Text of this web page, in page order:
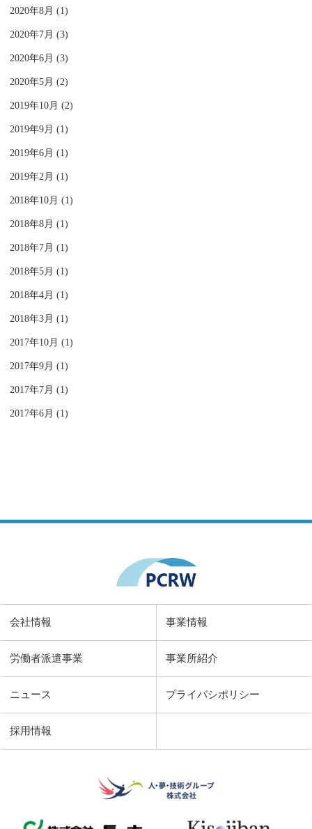
2020年8月 (1)
2020年7月 (3)
2020年6月 (3)
2020年5月 (2)
2019年10月 (2)
2019年9月 (1)
2019年6月 (1)
2019年2月 (1)
2018年10月 (1)
2018年8月 (1)
2018年7月 (1)
2018年5月 (1)
2018年4月 (1)
2018年3月 (1)
2017年10月 (1)
2017年9月 (1)
2017年7月 (1)
2017年6月 (1)
会社情報 事業情報
労働者派遣事業 事業所紹介
ニュース
採用情報
プライバシポリシー